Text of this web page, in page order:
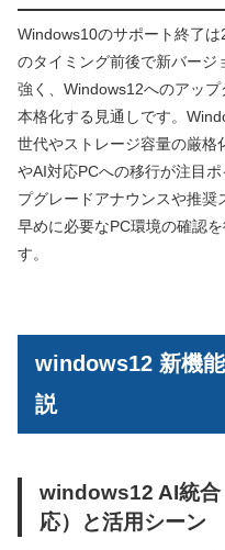
Windows10のサポート終了
のタイミング前後で新バージ
強く、Windows12へのアッ
本格化する見通しです。
世代やストレージ容量の厳格
やAI対応PCへの移行が注目
プグレードアナウンスや推奨
早めに必要なPC環境の確認
す。
windows12 新機
説
windows12 AI統
応）と活用シーン